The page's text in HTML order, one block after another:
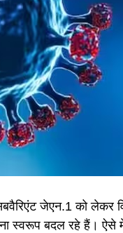
जेएन.1 को लेकर
स्वरूप बदल रहे हैं। ऐसे